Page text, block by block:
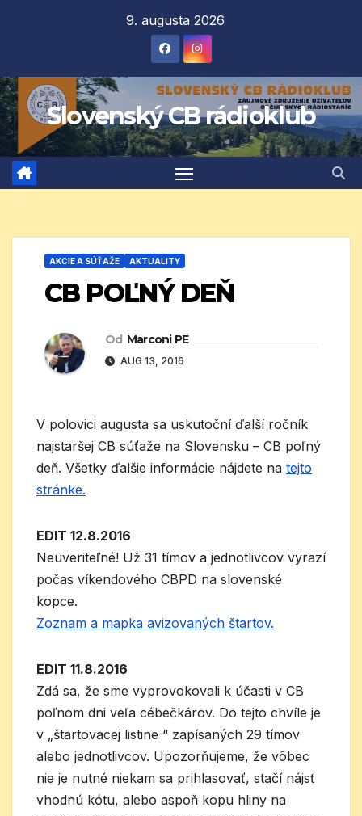
9. augusta 2026
Slovenský CB rádioklub
AKCIE A SÚŤAŽE AKTUALITY
CB POĽNÝ DEŇ
Od Marconi PE
AUG 13, 2016
V polovici augusta sa uskutoční ďalší ročník
najstaršej CB súťaže na Slovensku – CB poľný
deň. Všetky ďalšie informácie nájdete na tejto
stránke.
EDIT 12.8.2016
Neuveriteľné! Už 31 tímov a jednotlivcov vyrazí
počas víkendového CBPD na slovenské
kopce.
Zoznam a mapka avizovaných štartov.
EDIT 11.8.2016
Zdá sa, že sme vyprovokovali k účasti v CB
poľnom dni veľa cébečkárov. Do tejto chvíle je
v „štartovacej listine “ zapísaných 29 tímov
alebo jednotlivcov. Upozorňujeme, že vôbec
nie je nutné niekam sa prihlasovať, stačí nájsť
vhodnú kótu, alebo aspoň kopu hliny na